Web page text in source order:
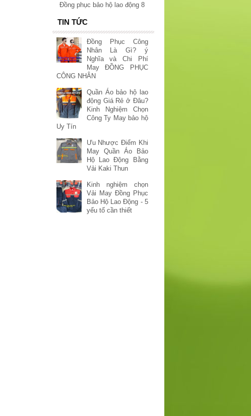
Đồng phục bảo hộ lao động 8
TIN TỨC
Đồng Phục Công
Nhân Là Gì? ý
Nghĩa và Chi Phí
May ĐỒNG PHỤC
CÔNG NHÂN
Quần Áo bảo hộ lao
động Giá Rẻ ở Đâu?
Kinh Nghiệm Chọn
Công Ty May bảo hộ
Uy Tín
Ưu Nhược Điểm Khi
May Quần Áo Bảo
Hộ Lao Động Bằng
Vải Kaki Thun
Kinh nghiệm chọn
Vải May Đồng Phục
Bảo Hộ Lao Động - 5
yếu tố cần thiết